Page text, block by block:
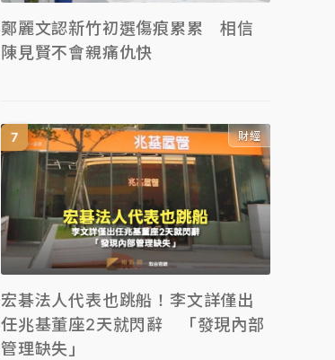
鄭麗文認新竹初選傷痕累累 相信
陳見賢不會親痛仇快
財經
宏碁法人代表也跳船！李文詳僅出
任兆基董座2天就閃辭 「發現內部
管理缺失」